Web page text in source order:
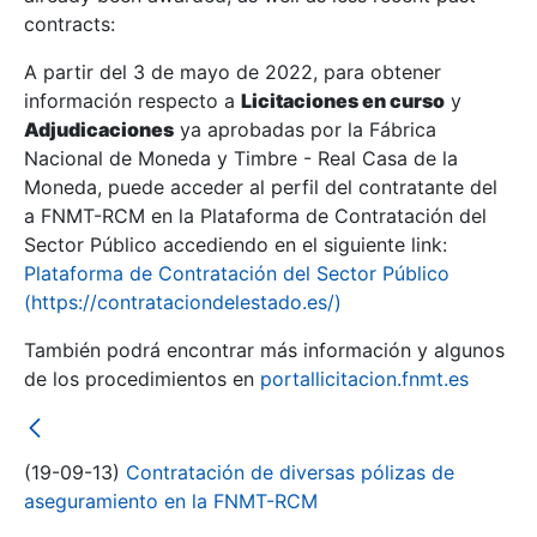
Show/Hide
Show/Hide
Show/Hide
contracts:
A partir del 3 de mayo de 2022, para obtener
información respecto a Licitaciones en curso y
Adjudicaciones ya aprobadas por la Fábrica
Nacional de Moneda y Timbre - Real Casa de la
Moneda, puede acceder al perfil del contratante del
a FNMT-RCM en la Plataforma de Contratación del
Sector Público accediendo en el siguiente link:
Plataforma de Contratación del Sector Público
(https://contrataciondelestado.es/)
También podrá encontrar más información y algunos
de los procedimientos en portallicitacion.fnmt.es
(19-09-13) Contratación de diversas pólizas de
aseguramiento en la FNMT-RCM